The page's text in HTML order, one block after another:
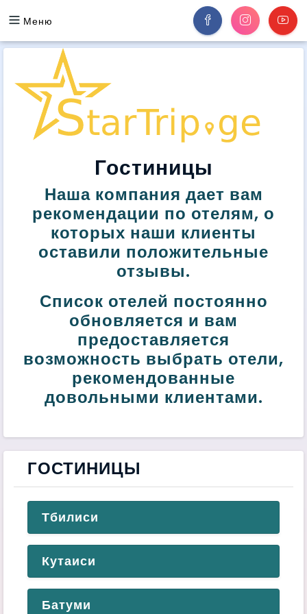
Меню
Гостиницы
Наша компания дает вам
рекомендации по отелям, о
которых наши клиенты
оставили положительные
отзывы.
Список отелей постоянно
обновляется и вам
предоставляется
возможность выбрать отели,
рекомендованные
довольными клиентами.
ГОСТИНИЦЫ
Тбилиси
Кутаиси
Батуми